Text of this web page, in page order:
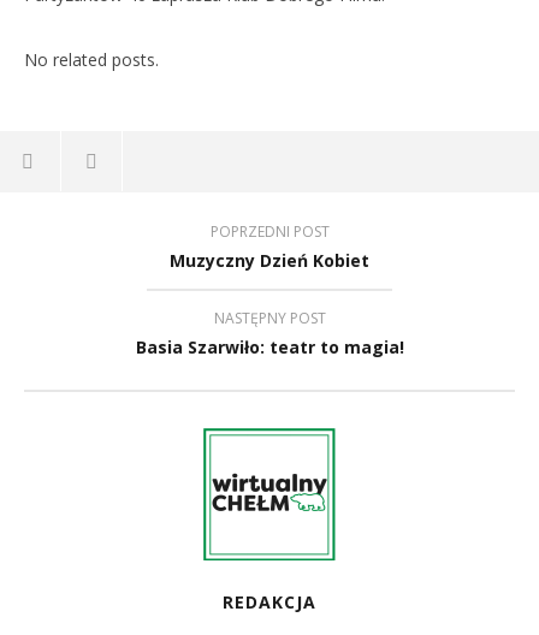
No related posts.
POPRZEDNI POST
Muzyczny Dzień Kobiet
NASTĘPNY POST
Basia Szarwiło: teatr to magia!
REDAKCJA